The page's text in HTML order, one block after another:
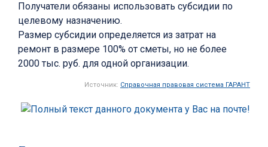
Получатели обязаны использовать субсидии по
целевому назначению.
Размер субсидии определяется из затрат на
ремонт в размере 100% от сметы, но не более
2000 тыс. руб. для одной организации.
Источник: Справочная правовая система ГАРАНТ